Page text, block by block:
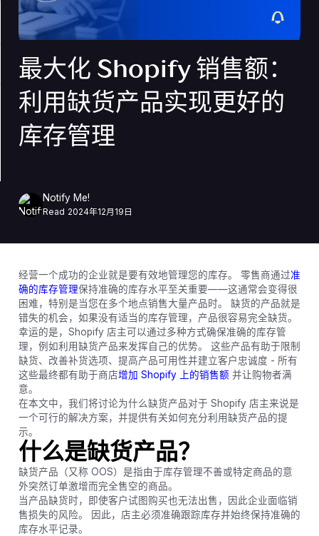
最大化 Shopify 销售额：
利用缺货产品实现更好的
库存管理
Notify Me!
Read 2024年12月19日
经营一个成功的企业就是要有效地管理您的库存。 零售商通过准
确的库存管理保持准确的库存水平至关重要——这通常会变得很
困难，特别是当您在多个地点销售大量产品时。 缺货的产品就是
错失的机会，如果没有适当的库存管理，产品很容易完全缺货。
幸运的是，Shopify 店主可以通过多种方式确保准确的库存管
理，例如利用缺货产品来发挥自己的优势。 这些产品有助于限制
缺货、改善补货选项、提高产品可用性并建立客户忠诚度 - 所有
这些最终都有助于商店增加 Shopify 上的销售额 并让购物者满
意。
在本文中，我们将讨论为什么缺货产品对于 Shopify 店主来说是
一个可行的解决方案，并提供有关如何充分利用缺货产品的提
示。
什么是缺货产品？
缺货产品（又称 OOS）是指由于库存管理不善或特定商品的意
外突然订单激增而完全售空的商品。
当产品缺货时，即使客户试图购买也无法出售，因此企业面临销
售损失的风险。 因此，店主必须准确跟踪库存并始终保持准确的
库存水平记录。